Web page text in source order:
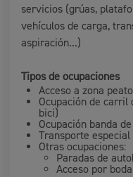
servicios (grúas,
vehículos de carga,
aspiración...)
Tipos de ocupaciones
Acceso a zona
Ocupación de
bici)
Ocupación banda
Transporte especial
Otras ocupaciones:
Paradas de
Acceso por boda